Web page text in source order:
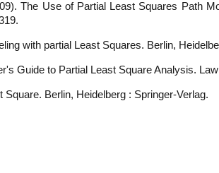
The Use of Partial Least Squares Path
with partial Least Squares. Berlin,
Guide to Partial Least Square Analysis.
Berlin, Heidelberg : Springer-Verlag.